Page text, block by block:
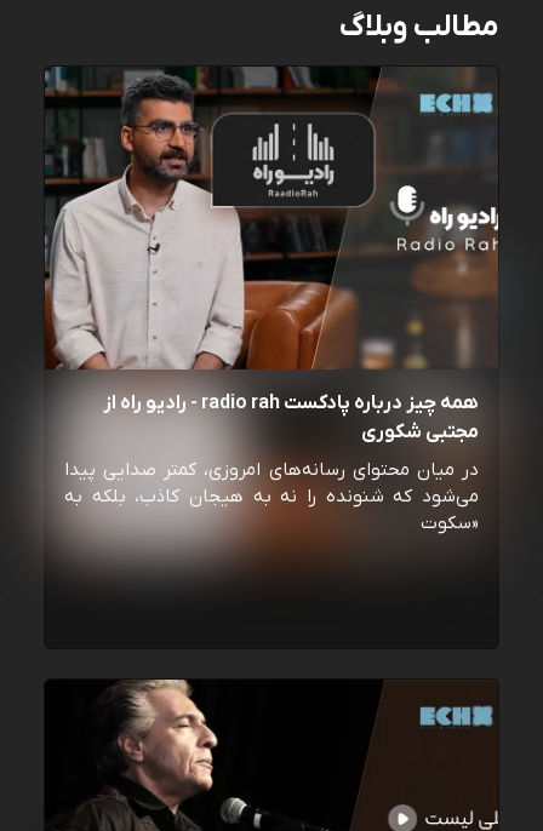
مطالب وبلاگ
همه چیز درباره پادکست radio rah - رادیو راه از
مجتبی شکوری
در میان محتوای رسانه‌های امروزی، کمتر صدایی پیدا
می‌شود که شنونده را نه به هیجان کاذب، بلکه به
«سکوت